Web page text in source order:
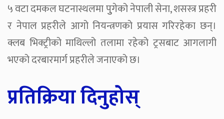
५ वटा दमकल घटनास्थलमा पुुगेको नेपाली सेना, शसस्त्र प्रहरी
र नेपाल प्रहरीले आगो नियन्त्रणको प्रयास गरिरहेका छन्।
क्लब भिक्ट्रीको माथिल्लो तलामा रहेको ट्रसबाट आगलागी
भएको दरबारमार्ग प्रहरीले जनाएको छ।
प्रतिक्रिया दिनुहोस्